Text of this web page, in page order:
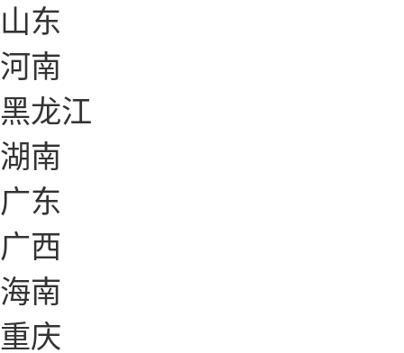
山东
河南
黑龙江
湖南
广东
广西
海南
重庆